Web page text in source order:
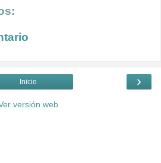
›
Inicio
versión web